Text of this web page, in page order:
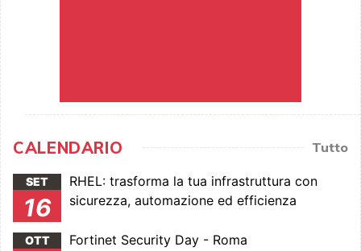
CALENDARIO Tutto
SET
16
RHEL: trasforma la tua infrastruttura con
sicurezza, automazione ed efficienza
OTT Fortinet Security Day - Roma